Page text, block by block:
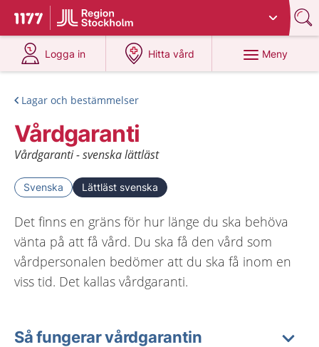
Till startsidan för 1177
Du har valt region
Logga in
på 1177.se
Hitta vård
på 1177.se
Meny
Lagar och bestämmelser
Vårdgaranti
Vårdgaranti - svenska lättläst
Svenska Lättläst svenska
Det finns en gräns för hur länge du ska behöva
vänta på att få vård. Du ska få den vård som
vårdpersonalen bedömer att du ska få inom en
viss tid. Det kallas vårdgaranti.
Så fungerar vårdgarantin